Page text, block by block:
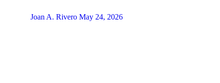
Joan A. Rivero May 24, 2026